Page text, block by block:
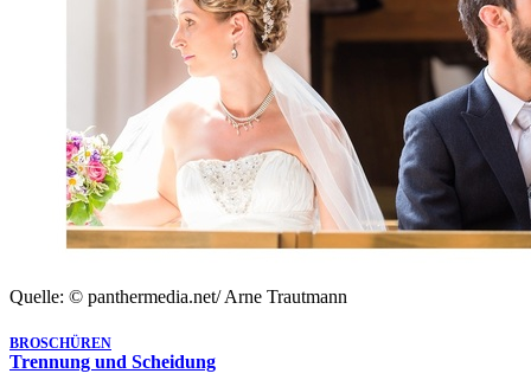
Quelle: © panthermedia.net/ Arne Trautmann
BROSCHÜREN
Trennung und Scheidung